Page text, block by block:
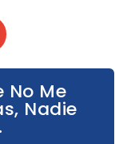
No Me
Nadie